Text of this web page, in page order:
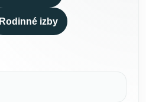
Rodinné izby